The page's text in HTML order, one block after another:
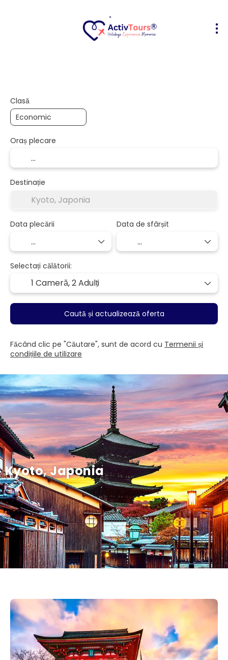
Kyoto, Japonia
Clasă
Oraș plecare
Destinație
Data plecării Data de sfârșit
Selectați călătorii:
1 Cameră,2 Adulți
Caută și actualizează oferta
Făcând clic pe "Căutare", sunt de acord cu Termenii și
condițiile de utilizare